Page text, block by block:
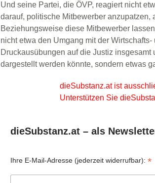
Und seine Partei, die ÖVP, reagiert nicht
darauf, politische Mitbewerber anzupatzen,
Beziehungsweise diese Mitbewerber
nicht etwa den Umgang mit der
Druckausübungen auf die Justiz
dargestellt werden könnte, sondern etwas
dieSubstanz.at ist
Unterstützen Sie
dieSubstanz.at – als
Ihre E-Mail-Adresse (jederzeit widerrufbar):*